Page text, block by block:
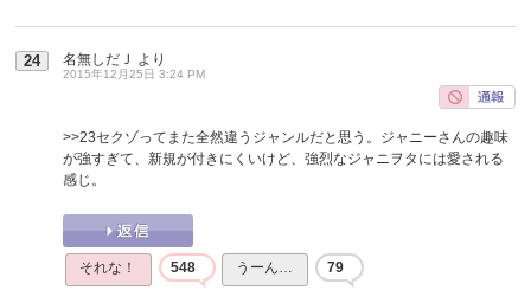
24 名無しだＪ より
2015年12月25日 3:24 PM
>>23セクゾってまた全然違うジャンルだと思う。ジャニーさんの趣味
が強すぎて、新規が付きにくいけど、強烈なジャニヲタには愛される
感じ。
それな！ 548 うーん… 79